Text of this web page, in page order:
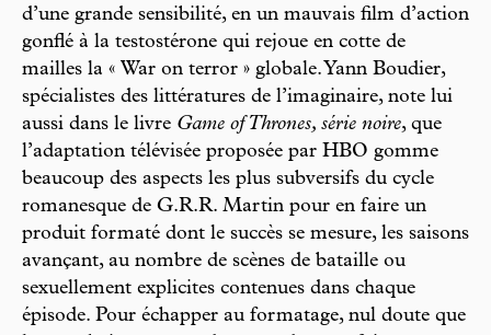
d’une grande sensibilité, en un mauvais film d’action
gonflé à la testostérone qui rejoue en cotte de
mailles la « War on terror » globale. Yann Boudier,
spécialistes des littératures de l’imaginaire, note lui
aussi dans le livre Game of Thrones, série noire, que
l’adaptation télévisée proposée par HBO gomme
beaucoup des aspects les plus subversifs du cycle
romanesque de G.R.R. Martin pour en faire un
produit formaté dont le succès se mesure, les saisons
avançant, au nombre de scènes de bataille ou
sexuellement explicites contenues dans chaque
épisode. Pour échapper au formatage, nul doute que